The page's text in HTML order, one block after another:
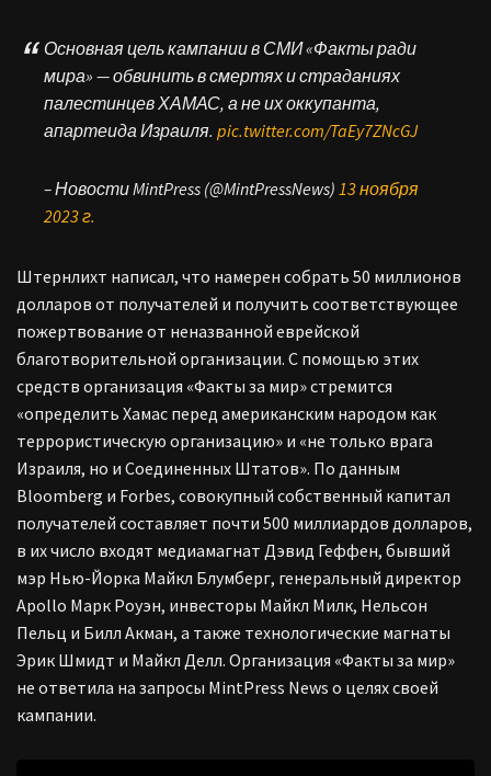
Основная цель кампании в СМИ «Факты ради
мира» — обвинить в смертях и страданиях
палестинцев ХАМАС, а не их оккупанта,
апартеида Израиля. pic.twitter.com/TaEy7ZNcGJ
– Новости MintPress (@MintPressNews) 13 ноября
2023 г.
Штернлихт написал, что намерен собрать 50 миллионов
долларов от получателей и получить соответствующее
пожертвование от неназванной еврейской
благотворительной организации. С помощью этих
средств организация «Факты за мир» стремится
«определить Хамас перед американским народом как
террористическую организацию» и «не только врага
Израиля, но и Соединенных Штатов». По данным
Bloomberg и Forbes, совокупный собственный капитал
получателей составляет почти 500 миллиардов долларов,
в их число входят медиамагнат Дэвид Геффен, бывший
мэр Нью-Йорка Майкл Блумберг, генеральный директор
Apollo Марк Роуэн, инвесторы Майкл Милк, Нельсон
Пельц и Билл Акман, а также технологические магнаты
Эрик Шмидт и Майкл Делл. Организация «Факты за мир»
не ответила на запросы MintPress News о целях своей
кампании.